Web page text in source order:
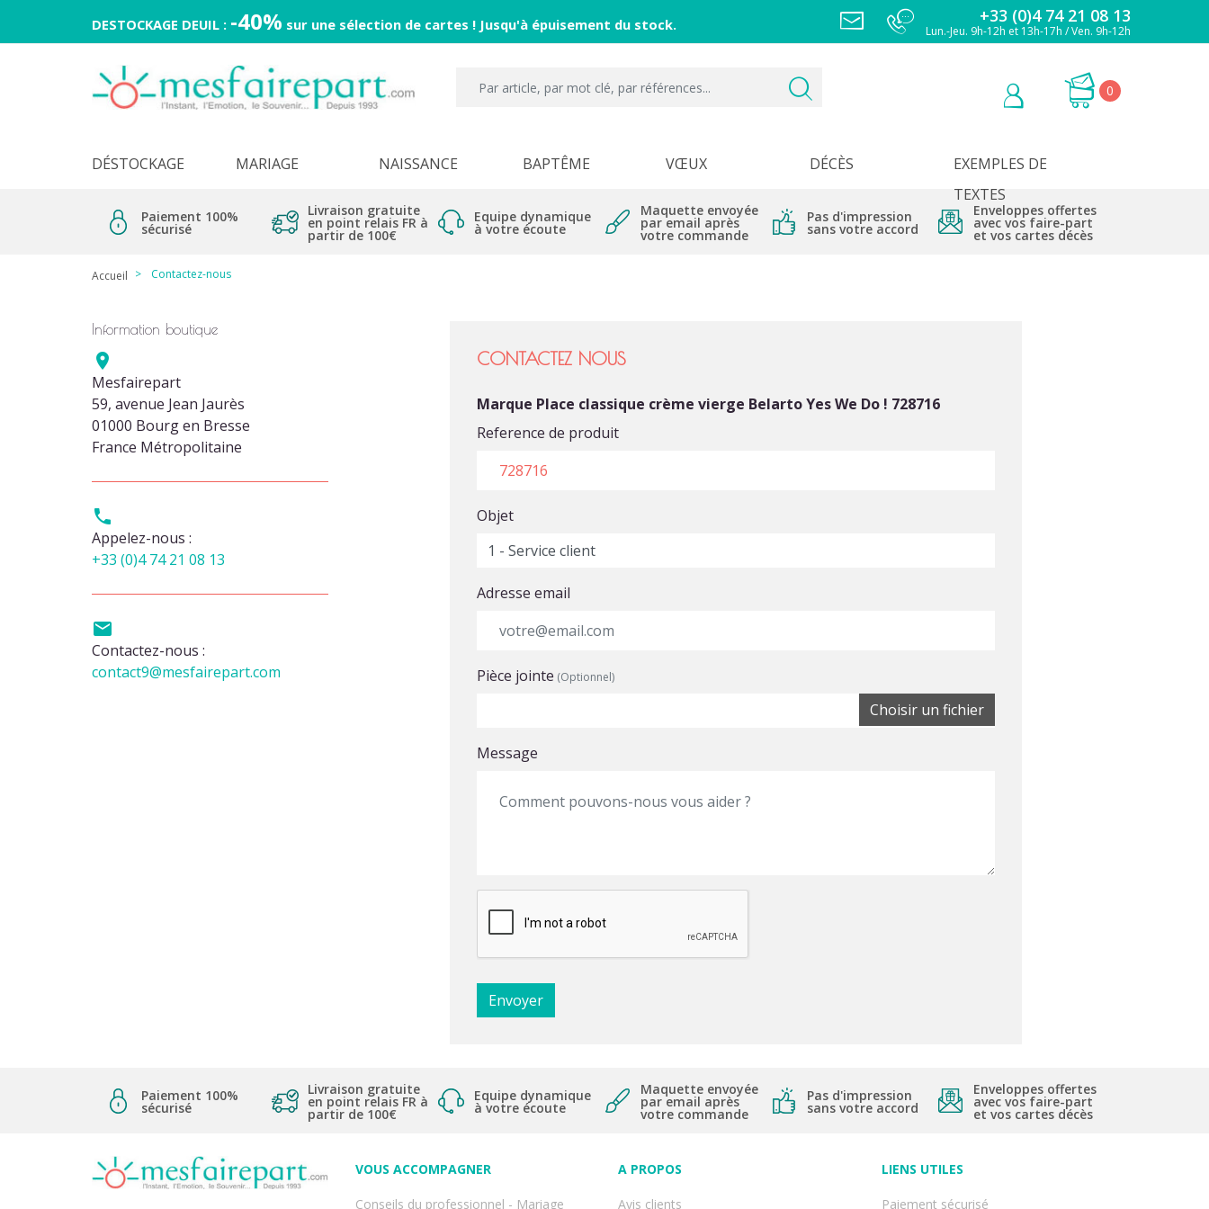
DESTOCKAGE DEUIL : -40% sur une sélection de cartes ! Jusqu'à épuisement du stock. +33 (0)4 74 21 08 13
Lun.-Jeu. 9h-12h et 13h-17h / Ven. 9h-12h
0
DÉSTOCKAGE MARIAGE NAISSANCE BAPTÊME VŒUX DÉCÈS
EXEMPLES DE
TEXTES
Paiement 100%
sécurisé
Livraison gratuite
en point relais FR à
partir de 100€
Equipe dynamique
à votre écoute
Maquette envoyée
par email après
votre commande
Pas d'impression
sans votre accord
Enveloppes offertes
avec vos faire-part
et vos cartes décès
Accueil Contactez-nous
Information boutique

Mesfairepart
59, avenue Jean Jaurès
01000 Bourg en Bresse
France Métropolitaine

Appelez-nous :
+33 (0)4 74 21 08 13

Contactez-nous :
contact9@mesfairepart.com
CONTACTEZ NOUS
Marque Place classique crème vierge Belarto Yes We Do ! 728716
Reference de produit
Objet
Adresse email
Pièce jointe (Optionnel)
Message
Paiement 100%
sécurisé
Livraison gratuite
en point relais FR à
partir de 100€
Equipe dynamique
à votre écoute
Maquette envoyée
par email après
votre commande
Pas d'impression
sans votre accord
Enveloppes offertes
avec vos faire-part
et vos cartes décès
VOUS ACCOMPAGNER
Conseils du professionnel - Mariage
A PROPOS
Avis clients
LIENS UTILES
Paiement sécurisé